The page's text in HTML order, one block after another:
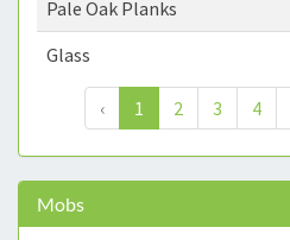
Pale Oak Planks
Glass
‹ 1 2 3 4
Mobs